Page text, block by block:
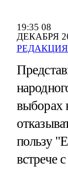
19:35 08
ДЕКАБРЯ
выборах
пользу
встрече